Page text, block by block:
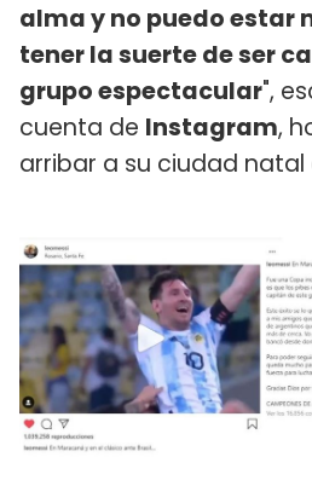
alma y no puedo estar
tener la suerte de ser
grupo espectacular",
cuenta de Instagram,
arribar a su ciudad natal